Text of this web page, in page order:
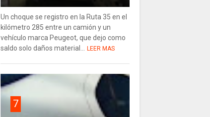
Un choque se registro en la Ruta 35 en el
kilómetro 285 entre un camión y un
vehículo marca Peugeot, que dejo como
saldo solo daños material... LEER MAS
7